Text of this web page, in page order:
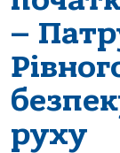
–
руху